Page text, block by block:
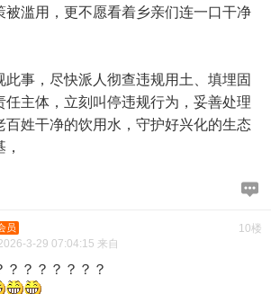
被滥用，更不愿看着乡亲们连一口干净
此事，尽快派人彻查违规用土、填埋固
任主体，立刻叫停违规行为，妥善处理
百姓干净的饮用水，守护好兴化的生态
10楼
员
3-29 07:04:15 来自
？？？？？？